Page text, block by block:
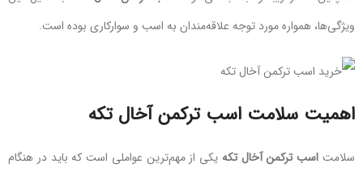
ویژگی‌ها، همواره مورد توجه علاقه‌مندان به اسب و سوارکاری بوده است.
اهمیت سلامت اسب ترکمن آخال تکه
سلامت اسب ترکمن آخال تکه یکی از مهم‌ترین عواملی است که باید در هنگام